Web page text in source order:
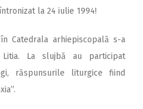
la 24 iulie 1994!
Catedrala arhiepiscopală s-a
La slujbă au participat
răspunsurile liturgice fiind